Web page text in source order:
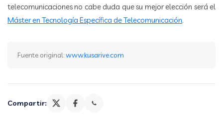
telecomunicaciones no cabe duda que su mejor elección será el
Máster en Tecnología Específica de Telecomunicación.
Fuente original:www.kusarive.com
Compartir: